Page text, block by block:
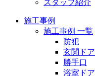
スタッフ紹介
施工事例
施工事例 一覧
防犯
玄関ドア
勝手口
浴室ドア